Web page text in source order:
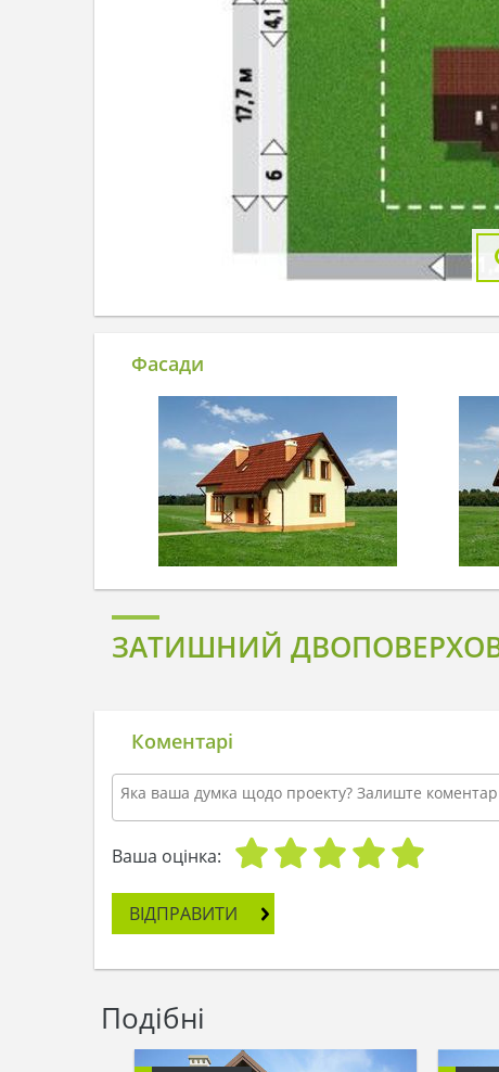
Фасади
ЗАТИШНИЙ
Коментарі
Ваша оцінка:
ВІДПРАВИТИ
Подібні